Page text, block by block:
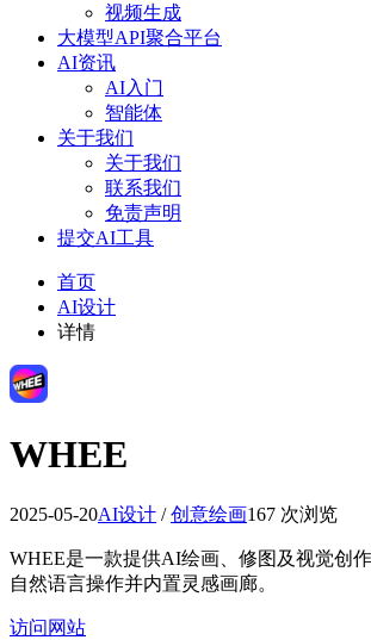
视频生成
大模型API聚合平台
AI资讯
AI入门
智能体
关于我们
关于我们
联系我们
免责声明
提交AI工具
首页
AI设计
详情
WHEE
2025-05-20AI设计 /创意绘画167 次浏览
WHEE是一款提供AI绘画、修图及视觉创
自然语言操作并内置灵感画廊。
访问网站